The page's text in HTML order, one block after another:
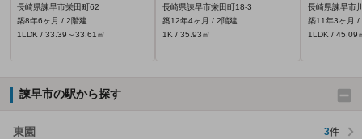
長崎県諫早市栄田町62
築8年6ヶ月 / 2階建
1LDK / 33.39～33.61㎡
長崎県諫早市栄田町18-3
築12年4ヶ月 / 2階建
1K / 35.93㎡
長崎県諫早市
築11年3ヶ月 /
1LDK / 45.09
諫早市の駅から探す
東園 3件